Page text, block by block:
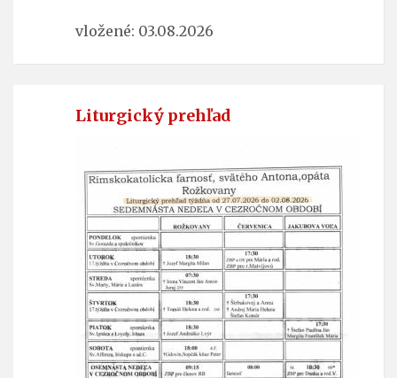
vložené: 03.08.2026
Liturgický prehľad